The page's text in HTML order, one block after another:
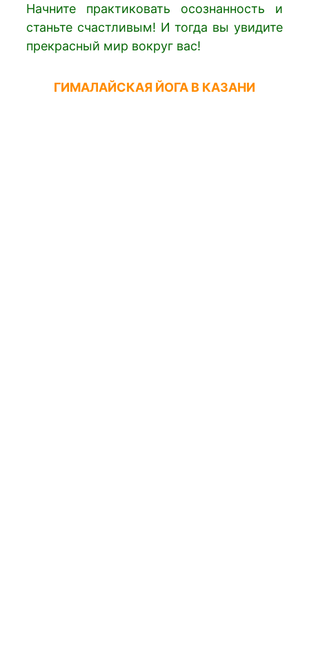
Начните практиковать осознанность и
станьте счастливым! И тогда вы увидите
прекрасный мир вокруг вас!
ГИМАЛАЙСКАЯ ЙОГА В КАЗАНИ